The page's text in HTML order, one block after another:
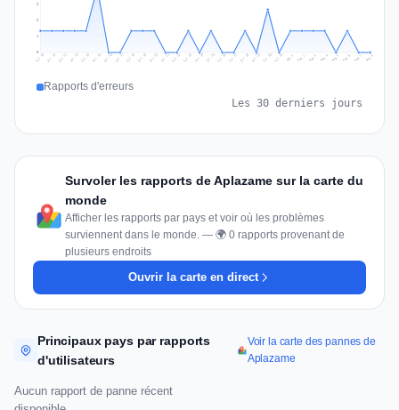
1
2
2
Jul 10 Jul 11 Jul 12 Jul 13 Jul 14 Jul 15 Jul 16 Jul 17 Jul 18 Jul 19 Jul 20 Jul 21 Jul 22 Jul 23 Jul 24 Jul 25 Jul 26 Jul 27 Jul 28 Jul 29 Jul 30 Jul 31 Aug 1 Aug 2 Aug 3 Aug 4 Aug 5 Aug 6 Aug 7 Aug 8
Rapports d'erreurs
Les 30 derniers jours
Survoler les rapports de Aplazame sur la carte du
monde
Afficher les rapports par pays et voir où les problèmes
surviennent dans le monde. — 🌍 0 rapports provenant de
plusieurs endroits
Ouvrir la carte en direct
Principaux pays par rapports
d'utilisateurs
Voir la carte des pannes de
Aplazame
Aucun rapport de panne récent